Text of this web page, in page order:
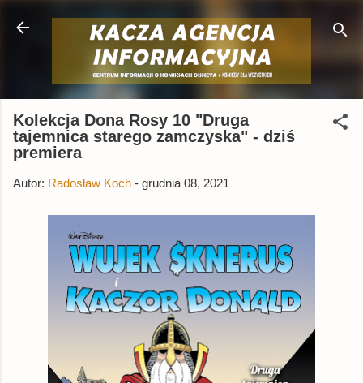
Przejdź do głównej zawartości
Kolekcja Dona Rosy 10 "Druga
tajemnica starego zamczyska" - dziś
premiera
Autor: Radosław Koch - grudnia 08, 2021